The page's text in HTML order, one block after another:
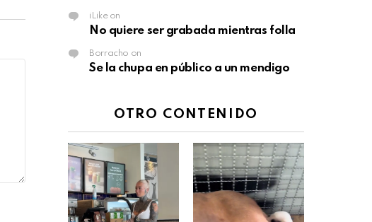
iLikeon
No quiere ser grabada mientras folla
Borracho on
Se la chupa en público a un mendigo
OTRO CONTENIDO